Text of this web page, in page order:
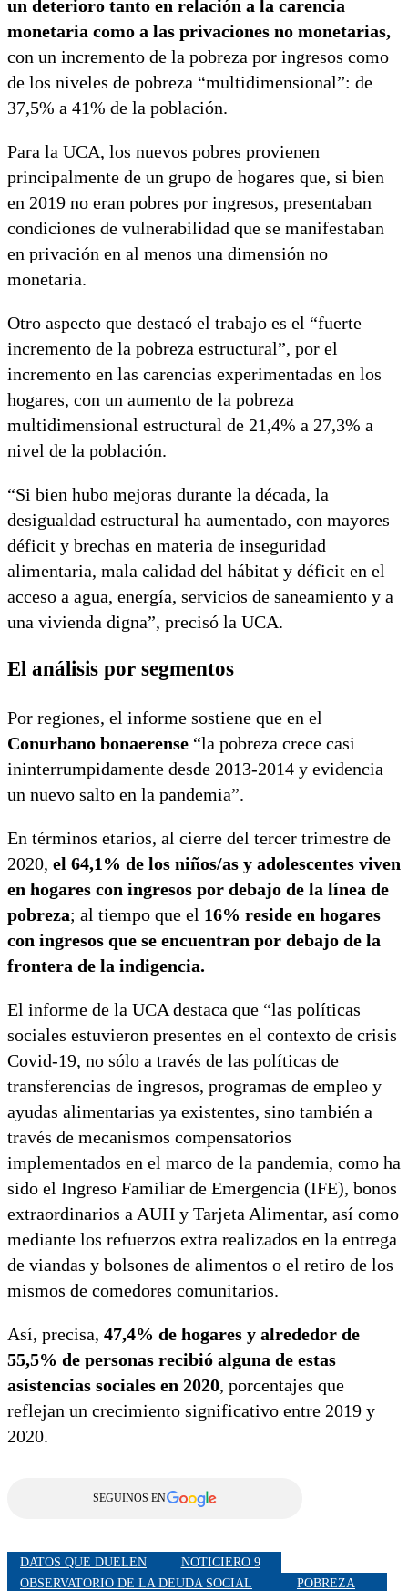
un deterioro tanto en relación a la carencia
monetaria como a las privaciones no monetarias,
con un incremento de la pobreza por ingresos como
de los niveles de pobreza “multidimensional”: de
37,5% a 41% de la población.
Para la UCA, los nuevos pobres provienen
principalmente de un grupo de hogares que, si bien
en 2019 no eran pobres por ingresos, presentaban
condiciones de vulnerabilidad que se manifestaban
en privación en al menos una dimensión no
monetaria.
Otro aspecto que destacó el trabajo es el “fuerte
incremento de la pobreza estructural”, por el
incremento en las carencias experimentadas en los
hogares, con un aumento de la pobreza
multidimensional estructural de 21,4% a 27,3% a
nivel de la población.
“Si bien hubo mejoras durante la década, la
desigualdad estructural ha aumentado, con mayores
déficit y brechas en materia de inseguridad
alimentaria, mala calidad del hábitat y déficit en el
acceso a agua, energía, servicios de saneamiento y a
una vivienda digna”, precisó la UCA.
El análisis por segmentos
Por regiones, el informe sostiene que en el
Conurbano bonaerense “la pobreza crece casi
ininterrumpidamente desde 2013-2014 y evidencia
un nuevo salto en la pandemia”.
En términos etarios, al cierre del tercer trimestre de
2020, el 64,1% de los niños/as y adolescentes viven
en hogares con ingresos por debajo de la línea de
pobreza; al tiempo que el 16% reside en hogares
con ingresos que se encuentran por debajo de la
frontera de la indigencia.
El informe de la UCA destaca que “las políticas
sociales estuvieron presentes en el contexto de crisis
Covid-19, no sólo a través de las políticas de
transferencias de ingresos, programas de empleo y
ayudas alimentarias ya existentes, sino también a
través de mecanismos compensatorios
implementados en el marco de la pandemia, como ha
sido el Ingreso Familiar de Emergencia (IFE), bonos
extraordinarios a AUH y Tarjeta Alimentar, así como
mediante los refuerzos extra realizados en la entrega
de viandas y bolsones de alimentos o el retiro de los
mismos de comedores comunitarios.
Así, precisa, 47,4% de hogares y alrededor de
55,5% de personas recibió alguna de estas
asistencias sociales en 2020, porcentajes que
reflejan un crecimiento significativo entre 2019 y
2020.
SEGUINOS EN
DATOS QUE DUELEN
NOTICIERO 9
OBSERVATORIO DE LA DEUDA SOCIAL
POBREZA